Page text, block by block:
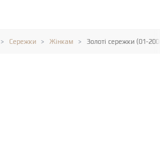
Сережки Жінкам Золоті сережки (01-